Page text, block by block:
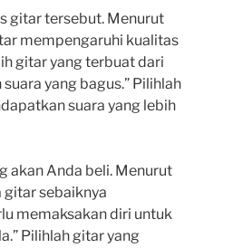
gitar tersebut. Menurut
mempengaruhi kualitas
gitar yang terbuat dari
yang bagus.” Pilihlah
suara yang lebih
akan Anda beli. Menurut
gitar sebaiknya
memaksakan diri untuk
Pilihlah gitar yang